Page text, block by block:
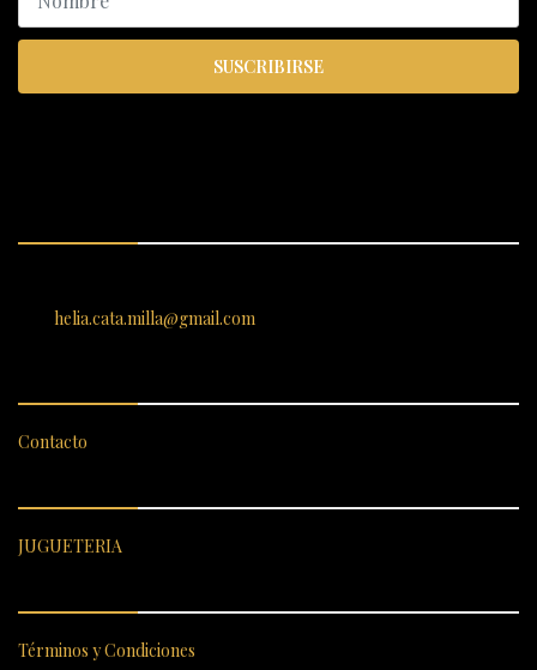
SUSCRIBIRSE
helia.cata.milla@gmail.com
Contacto
JUGUETERIA
Términos y Condiciones